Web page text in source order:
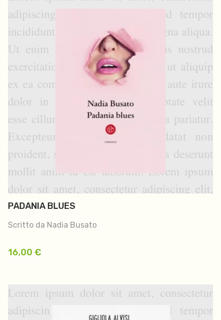
PADANIA BLUES
Scritto da Nadia Busato
16,00 €